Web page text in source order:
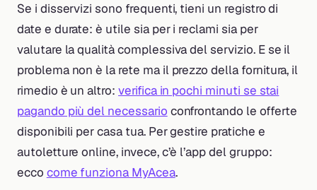
Se i disservizi sono frequenti, tieni un registro di
date e durate: è utile sia per i reclami sia per
valutare la qualità complessiva del servizio. E se il
problema non è la rete ma il prezzo della fornitura, il
rimedio è un altro: verifica in pochi minuti se stai
pagando più del necessario confrontando le offerte
disponibili per casa tua. Per gestire pratiche e
autoletture online, invece, c’è l’app del gruppo:
ecco come funziona MyAcea.